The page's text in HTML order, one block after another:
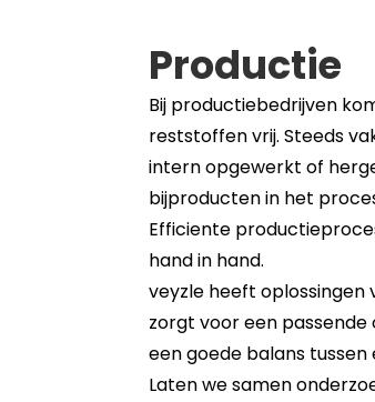
Productie
Bij productiebedrijven
reststoffen vrij. Steeds
intern opgewerkt of
bijproducten in het
Efficiente
hand in hand.
veyzle heeft
zorgt voor een
een goede balans tussen
Laten we samen